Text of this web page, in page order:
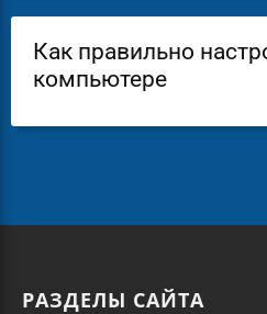
Как правильно
компьютере
РАЗДЕЛЫ САЙТА